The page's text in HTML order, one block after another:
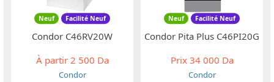
Neuf Facilité Neuf
Condor C46RV20W
À partir2 500 Da
Condor
Neuf Facilité Neuf
Condor Pita Plus C46PI20G
Prix34 000 Da
Condor